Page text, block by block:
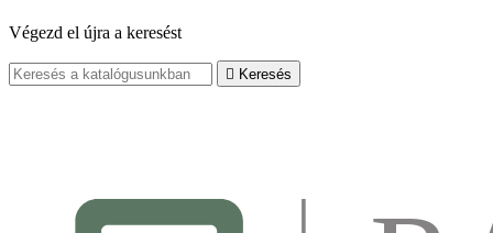
Végezd el újra a keresést
 Keresés